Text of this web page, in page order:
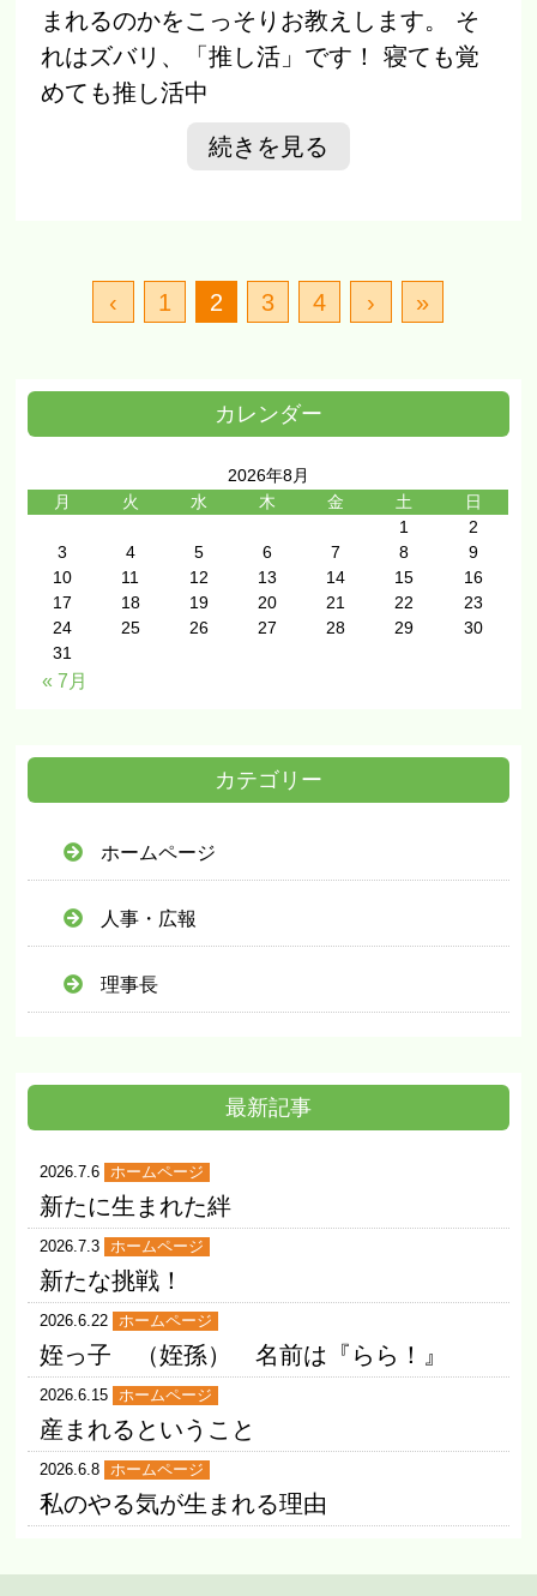
まれるのかをこっそりお教えします。 そ
れはズバリ、「推し活」です！ 寝ても覚
めても推し活中
続きを見る
‹ 1 2 3 4 › »
カレンダー
2026年8月
月
火 水 木 金 土
日
1
2
3
4 5 6 7 8
9
10
11 12 13 14 15
16
17
18 19 20 21 22
23
24
25 26 27 28 29
30
31
« 7月
カテゴリー
ホームページ
人事・広報
理事長
最新記事
2026.7.6 ホームページ
新たに生まれた絆
2026.7.3 ホームページ
新たな挑戦！
2026.6.22 ホームページ
姪っ子 （姪孫） 名前は『らら！』
2026.6.15 ホームページ
産まれるということ
2026.6.8 ホームページ
私のやる気が生まれる理由